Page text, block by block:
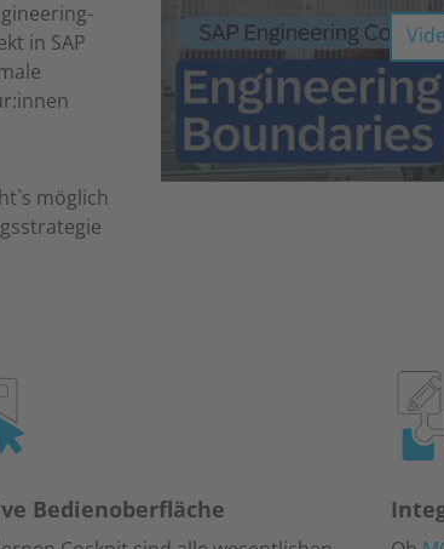
in SAP
möglich
Bedienoberfläche